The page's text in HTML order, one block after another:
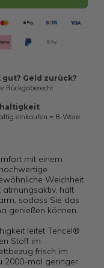
gut? Geld zurück?
Rückgaberecht
einkaufen = B-Ware
mit einem
Weichheit
hält
sodass Sie das
genießen können.
leitet Tencel®
Stoff im
frisch im
2000-mal geringer